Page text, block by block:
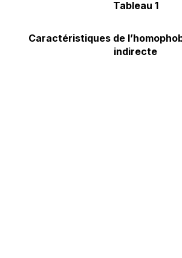
Tableau 1
Caractéristiques de
indirecte